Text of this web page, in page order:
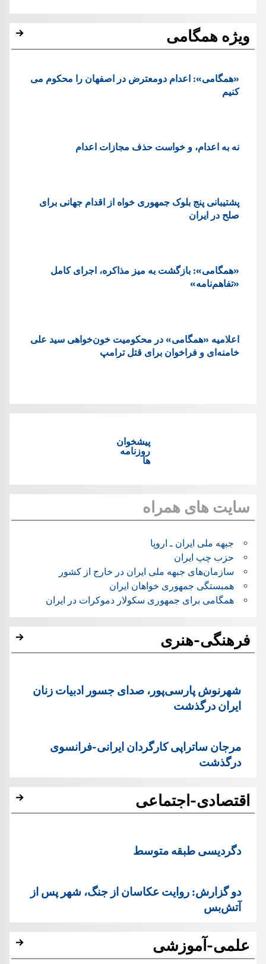
ویژه همگامی
«همگامی»: اعدام دومعترض در اصفهان را محکوم می
کنیم
نه به اعدام، و خواست حذف مجازات اعدام
پشتيبانی پنج بلوک جمهوری خواه از اقدام جهانی برای
صلح در ایران
«همگامی»: بازگشت به میز مذاکره، اجرای کامل
«تفاهم‌نامه»
اعلامیه «همگامی» در محکومیت خون‌خواهی سید علی
خامنه‌ای و فراخوان برای قتل ترامپ
پیشخوان
روزنامه
ها
سایت های همراه
جبهه ملی ایران ـ اروپا
حزب چپ ایران
سازمان‌های جبهه ملی ایران در خارج از کشور
همبستگی جمهوری خواهان ایران
همگامی برای جمهوری سکولار دموکرات در ایران
فرهنگی-هنری
شهرنوش پارسی‌پور، صدای جسور ادبیات زنان
ایران درگذشت
مرجان ساتراپی کارگردان ایرانی-فرانسوی
درگذشت
اقتصادی-اجتماعی
دگردیسی طبقه متوسط
دو گزارش: روایت عکاسان از جنگ، شهر پس از
آتش‌بس
علمی-آموزشی